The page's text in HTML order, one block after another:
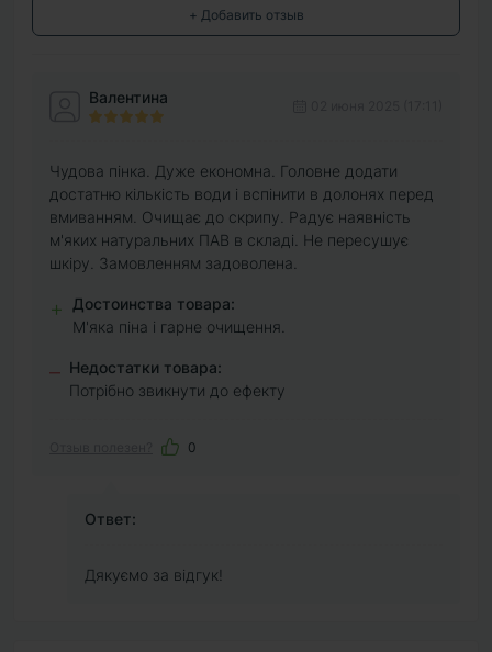
+ Добавить отзыв
Валентина
Чудова пінка. Дуже економна. Головне додати
достатню кількість води і вспінити в долонях перед
вмиванням. Очищає до скрипу. Радує наявність
м'яких натуральних ПАВ в складі. Не пересушує
шкіру. Замовленням задоволена.
+
Достоинства товара:
М'яка піна і гарне очищення.
– Недостатки товара:
Потрібно звикнути до ефекту
0
Ответ:
Дякуємо за відгук!